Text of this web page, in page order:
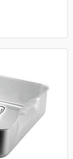
доставка,